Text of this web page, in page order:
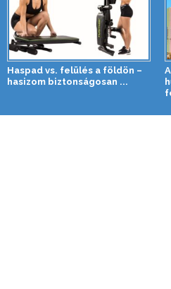
Haspad vs. felülés a földön –
hasizom biztonságosan ...